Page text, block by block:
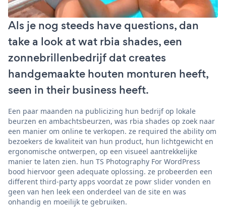
Als je nog steeds have questions, dan
take a look at wat rbia shades, een
zonnebrillenbedrijf dat creates
handgemaakte houten monturen heeft,
seen in their business heeft.
Een paar maanden na publicizing hun bedrijf op lokale
beurzen en ambachtsbeurzen, was rbia shades op zoek naar
een manier om online te verkopen. ze required the ability om
bezoekers de kwaliteit van hun product, hun lichtgewicht en
ergonomische ontwerpen, op een visueel aantrekkelijke
manier te laten zien. hun TS Photography For WordPress
bood hiervoor geen adequate oplossing. ze probeerden een
different third-party apps voordat ze powr slider vonden en
geen van hen leek een onderdeel van de site en was
onhandig en moeilijk te gebruiken.